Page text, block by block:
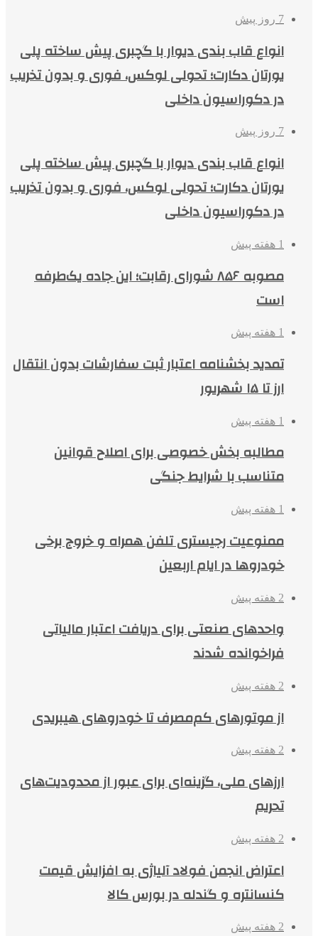
7 روز پیش
انواع قاب بندی دیوار با گچبری پیش ساخته پلی
یورتان دکارت؛ تحولی لوکس، فوری و بدون تخریب
در دکوراسیون داخلی
7 روز پیش
انواع قاب بندی دیوار با گچبری پیش ساخته پلی
یورتان دکارت؛ تحولی لوکس، فوری و بدون تخریب
در دکوراسیون داخلی
1 هفته پیش
مصوبه ۸۵۶ شورای رقابت؛ این جاده یک‌طرفه
است
1 هفته پیش
تمدید بخشنامه اعتبار ثبت سفارشات بدون انتقال
ارز تا ۱۵ شهریور
1 هفته پیش
مطالبه بخش خصوصی برای اصلاح قوانین
متناسب با شرایط جنگی
1 هفته پیش
ممنوعیت رجیستری تلفن همراه و خروج برخی
خودروها در ایام اربعین
2 هفته پیش
واحدهای صنعتی برای دریافت اعتبار مالیاتی
فراخوانده شدند
2 هفته پیش
از موتورهای کم‌مصرف تا خودروهای هیبریدی
2 هفته پیش
ارزهای ملی، گزینه‌ای برای عبور از محدودیت‌های
تحریم
2 هفته پیش
اعتراض انجمن فولاد آلیاژی به افزایش قیمت
کنسانتره و گندله در بورس کالا
2 هفته پیش